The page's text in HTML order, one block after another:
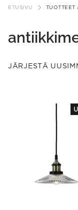
sisältöön
ETUSIVU TUOTTEET